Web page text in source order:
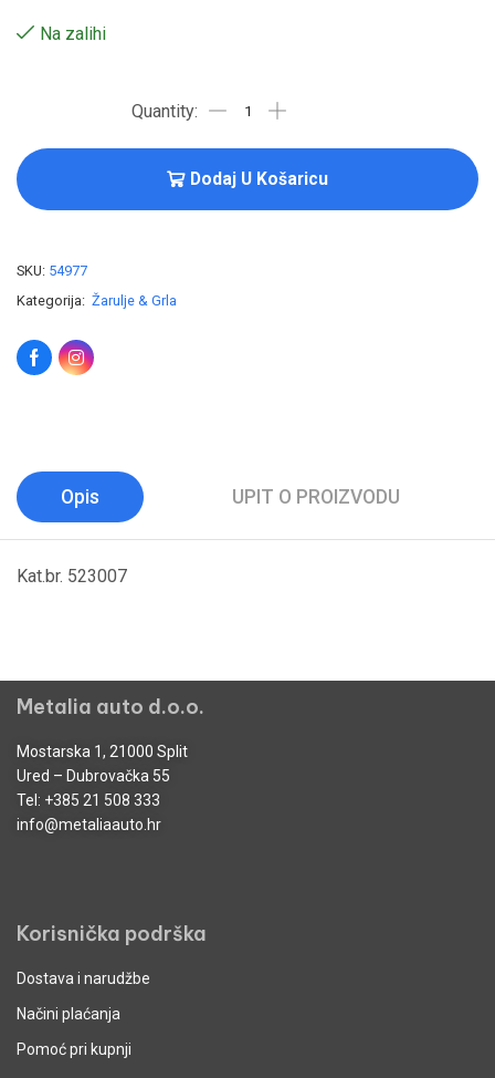
Na zalihi
Dodaj U Košaricu
SKU: 54977
Kategorija: Žarulje & Grla
Opis UPIT O PROIZVODU
Kat.br. 523007
Metalia auto d.o.o.
Mostarska 1, 21000 Split
Ured – Dubrovačka 55
Tel: +385 21 508 333
info@metaliaauto.hr
Korisnička podrška
Dostava i narudžbe
Načini plaćanja
Pomoć pri kupnji